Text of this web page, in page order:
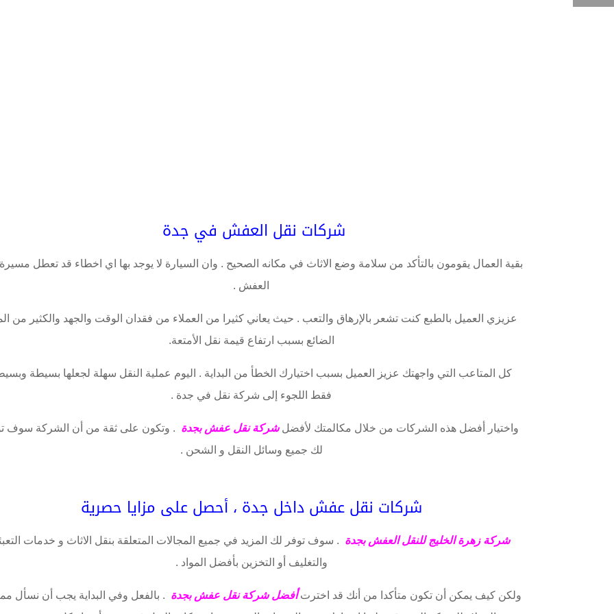
شركات نقل العفش في جدة
بقية العمال يقومون بالتأكد من سلامة وضع الاثاث في مكانه الصحيح . وان السيارة لا يوجد بها اي اخطاء قد تعطل
العفش .
عزيزي العميل بالطبع كنت تشعر بالإرهاق والتعب . حيث يعاني كثيرا من العملاء من فقدان الوقت والجهد والكثير من
الضائع بسبب ارتفاع قيمة نقل الأمتعة.
كل المتاعب التي واجهتك عزيز العميل بسبب اختيارك الخطأ من البداية . اليوم عملية النقل سهلة لجعلها بسيطة
فقط اللجوء إلى شركة نقل في جدة .
واختيار أفضل هذه الشركات من خلال مكالمتك لأفضلشركة نقل عفش بجدة . وتكون على ثقة من أن الشركة سوف
لك جميع وسائل النقل و الشحن .
شركات نقل عفش داخل جدة ، أحصل على مزايا حصرية
شركة زهرة الخليج للنقل العفش بجدة . سوف توفر لك المزيد في جميع المجالات المتعلقة بنقل الاثاث و خدمات
والتغليف أو التخزين بأفضل المواد .
ولكن كيف يمكن أن تكون متأكدا من أنك قد اخترتأفضل شركة نقل عفش بجدة . بالفعل وفي البداية يجب أن نسأل